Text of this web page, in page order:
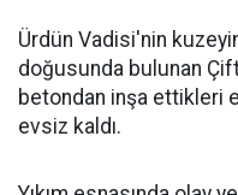
Ürdün Vadisi'nin
doğusunda bulunan
betondan inşa ettikleri
evsiz kaldı.